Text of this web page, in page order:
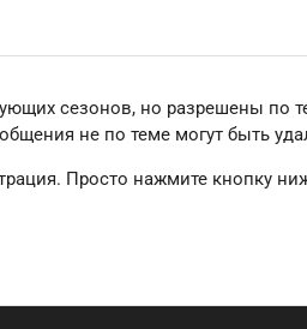
сезонов, но разрешены по
не по теме могут быть
Просто нажмите кнопку